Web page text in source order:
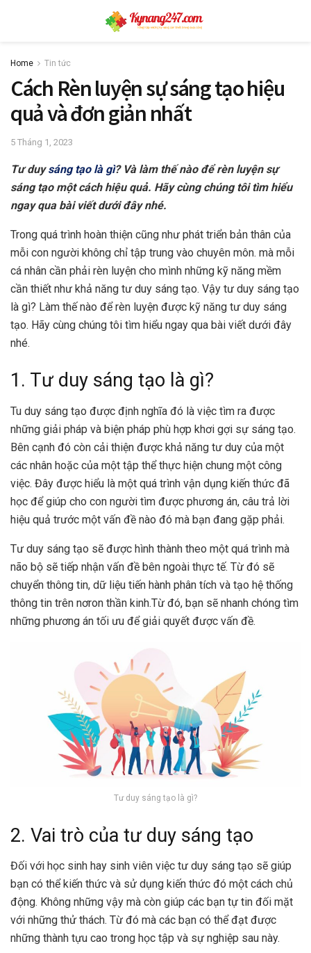
Home Tin tức
Cách Rèn luyện sự sáng tạo hiệu
quả và đơn giản nhất
5 Tháng 1, 2023
Tư duysáng tạo là gì? Và làm thế nào để rèn luyện sự
sáng tạo một cách hiệu quả. Hãy cùng chúng tôi tìm hiểu
ngay qua bài viết dưới đây nhé.
Trong quá trình hoàn thiện cũng như phát triển bản thân của
mỗi con người không chỉ tập trung vào chuyên môn. mà mỗi
cá nhân cần phải rèn luyện cho mình những kỹ năng mềm
cần thiết như khả năng tư duy sáng tạo. Vậy tư duy sáng tạo
là gì? Làm thế nào để rèn luyện được kỹ năng tư duy sáng
tạo. Hãy cùng chúng tôi tìm hiểu ngay qua bài viết dưới đây
nhé.
1. Tư duy sáng tạo là gì?
Tu duy sáng tạo được định nghĩa đó là việc tìm ra được
những giải pháp và biện pháp phù hợp khơi gợi sự sáng tạo.
Bên cạnh đó còn cải thiện được khả năng tư duy của một
các nhân hoặc của một tập thể thực hiện chung một công
việc. Đây được hiểu là một quá trình vận dụng kiến thức đã
học để giúp cho con người tìm được phương án, câu trả lời
hiệu quả trước một vấn đề nào đó mà bạn đang gặp phải.
Tư duy sáng tạo sẽ được hình thành theo một quá trình mà
não bộ sẽ tiếp nhận vấn đề bên ngoài thực tế. Từ đó sẽ
chuyển thông tin, dữ liệu tiến hành phân tích và tạo hệ thống
thông tin trên nơron thần kinh.Từ đó, bạn sẽ nhanh chóng tìm
những phương án tối ưu để giải quyết được vấn đề.
Tư duy sáng tạo là gì?
2. Vai trò của tư duy sáng tạo
Đối với học sinh hay sinh viên việc tư duy sáng tạo sẽ giúp
bạn có thể kiến thức và sử dụng kiến thức đó một cách chủ
động. Không những vậy mà còn giúp các bạn tự tin đối mặt
với những thử thách. Từ đó mà các bạn có thể đạt được
những thành tựu cao trong học tập và sự nghiệp sau này.